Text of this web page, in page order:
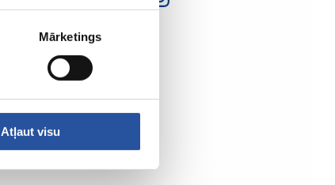
Mārketings
Atļaut visu